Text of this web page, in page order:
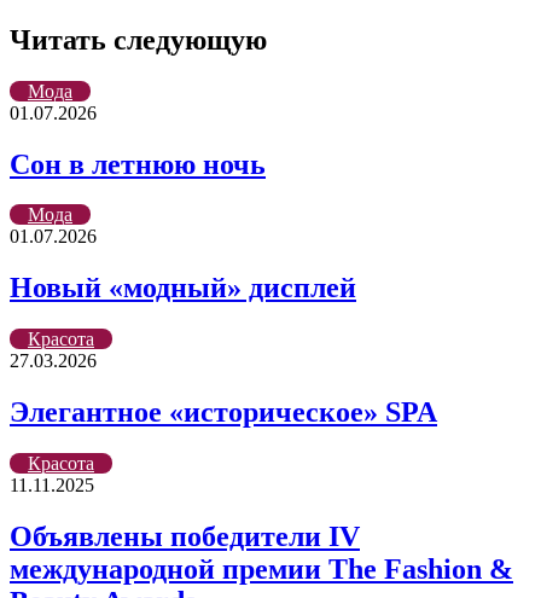
почту
Читать следующую
Мода
01.07.2026
Сон в летнюю ночь
Мода
01.07.2026
Новый «модный» дисплей
Красота
27.03.2026
Элегантное «историческое» SPA
Красота
11.11.2025
Объявлены победители IV
международной премии The Fashion &